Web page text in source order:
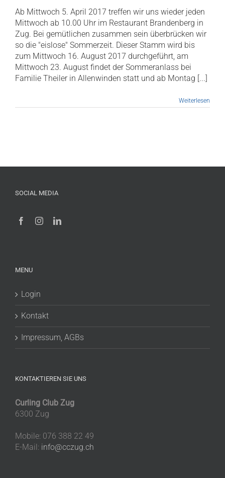
Ab Mittwoch 5. April 2017 treffen wir uns wieder jeden
Mittwoch ab 10.00 Uhr im Restaurant Brandenberg in
Zug. Bei gemütlichen zusammen sein überbrücken wir
so die "eislose" Sommerzeit. Dieser Stamm wird bis
zum Mittwoch 16. August 2017 durchgeführt, am
Mittwoch 23. August findet der Sommeranlass bei
Familie Theiler in Allenwinden statt und ab Montag [...]
Weiterlesen
SOCIAL MEDIA
MENU
Login
Kontakt
Impressum, AGBs
KONTAKTIEREN SIE UNS
Curling Club Zug
6300 Zug
Mobile: 076 388 22 49
E-Mail: info@cczug.ch